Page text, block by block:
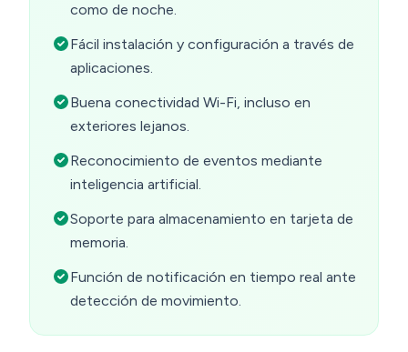
como de noche.
Fácil instalación y configuración a través de
aplicaciones.
Buena conectividad Wi-Fi, incluso en
exteriores lejanos.
Reconocimiento de eventos mediante
inteligencia artificial.
Soporte para almacenamiento en tarjeta de
memoria.
Función de notificación en tiempo real ante
detección de movimiento.